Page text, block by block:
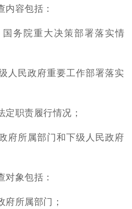
容包括：
务院重大决策部署落实情
民政府重要工作部署落实
职责履行情况；
所属部门和下级人民政府
对象包括：
所属部门；